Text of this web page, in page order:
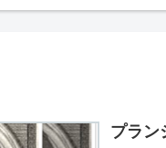
プラン